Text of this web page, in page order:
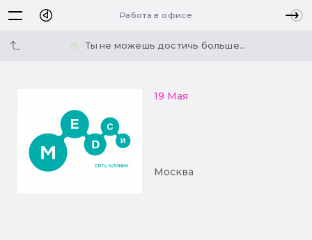
Работа в офисе
Ты не можешь достичь больше...
19 Мая
Москва